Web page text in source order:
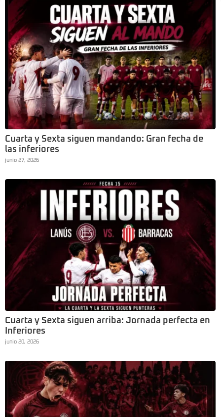
Cuarta y Sexta siguen mandando: Gran fecha de
las inferiores
junio 27, 2026
Cuarta y Sexta siguen arriba: Jornada perfecta en
Inferiores
junio 20, 2026